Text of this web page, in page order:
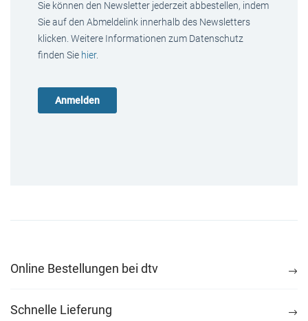
Sie können den Newsletter jederzeit abbestellen, indem
Sie auf den Abmeldelink innerhalb des Newsletters
klicken. Weitere Informationen zum Datenschutz
finden Sie hier.
Online Bestellungen bei dtv
Schnelle Lieferung